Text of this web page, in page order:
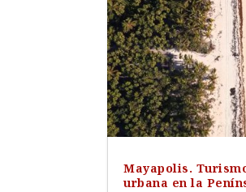
Mayapolis.
urbana en la